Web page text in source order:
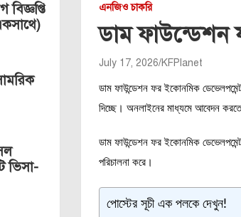
এনজিও চাকরি
ডাম ফাউন্ডেশন
July 17, 2026 KFPlanet
ডাম ফাউন্ডেশন ফর ইকোনমিক
দিচ্ছে। অনলাইনের মাধ্যমে আবেদন করতে
ডাম ফাউন্ডেশন ফর ইকোনমিক
পরিচালনা করে।
পোস্টের সূচী এক পলকে দেখুন!
বিজ্ঞপ্তি
ভিসা-